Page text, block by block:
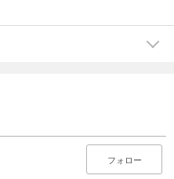
フォロー